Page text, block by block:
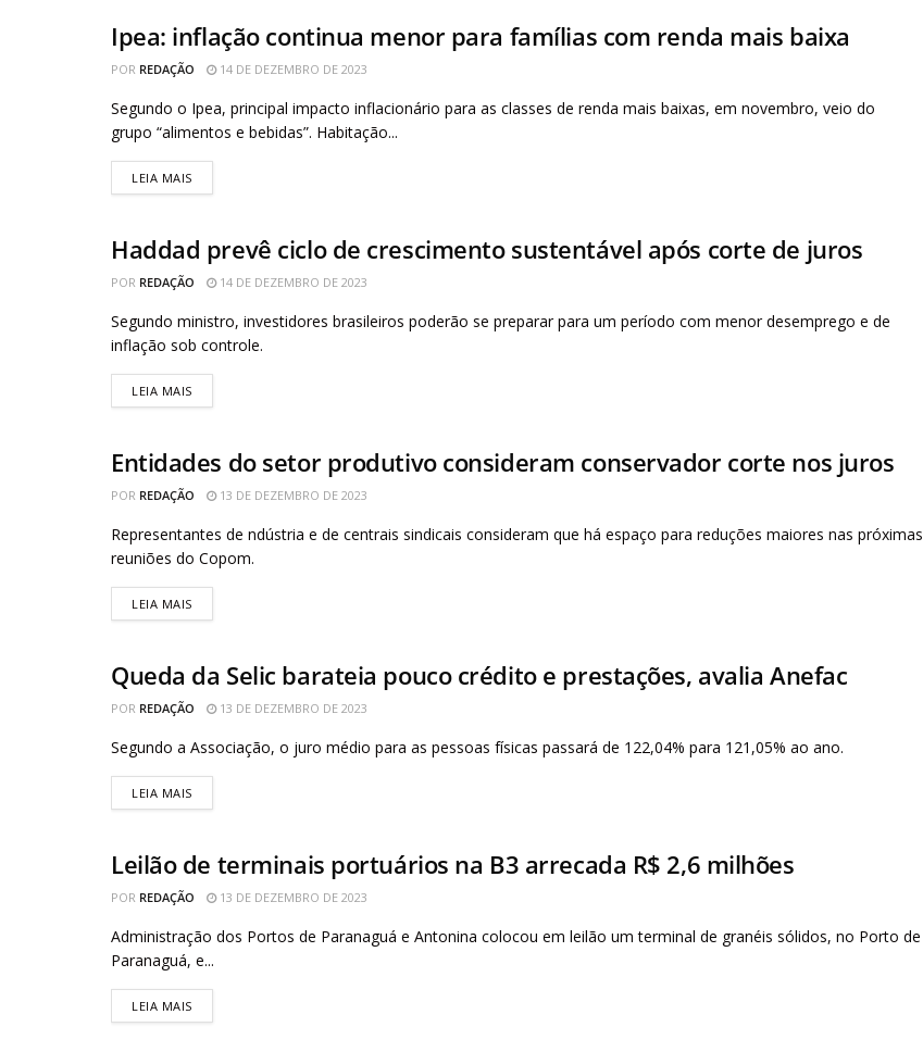
AGÊNCIA BRASIL
Ipea: inflação continua menor para famílias com renda mais baixa
POR REDAÇÃO 14 DE DEZEMBRO DE 2023
Segundo o Ipea, principal impacto inflacionário para as classes de renda mais baixas, em novembro, veio do
grupo “alimentos e bebidas”. Habitação...
LEIA MAIS
AGÊNCIA BRASIL
Haddad prevê ciclo de crescimento sustentável após corte de juros
POR REDAÇÃO 14 DE DEZEMBRO DE 2023
Segundo ministro, investidores brasileiros poderão se preparar para um período com menor desemprego e de
inflação sob controle.
LEIA MAIS
AGÊNCIA BRASIL
Entidades do setor produtivo consideram conservador corte nos juros
POR REDAÇÃO 13 DE DEZEMBRO DE 2023
Representantes de ndústria e de centrais sindicais consideram que há espaço para reduções maiores nas próximas
reuniões do Copom.
LEIA MAIS
AGÊNCIA BRASIL
Queda da Selic barateia pouco crédito e prestações, avalia Anefac
POR REDAÇÃO 13 DE DEZEMBRO DE 2023
Segundo a Associação, o juro médio para as pessoas físicas passará de 122,04% para 121,05% ao ano.
LEIA MAIS
AGÊNCIA BRASIL
Leilão de terminais portuários na B3 arrecada R$ 2,6 milhões
POR REDAÇÃO 13 DE DEZEMBRO DE 2023
Administração dos Portos de Paranaguá e Antonina colocou em leilão um terminal de granéis sólidos, no Porto de
Paranaguá, e...
LEIA MAIS